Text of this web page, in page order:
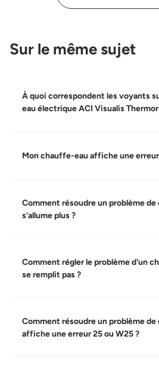
Sur le même sujet
À quoi correspondent les voyants
eau électrique ACI Visualis Thermor
Mon chauffe-eau affiche une
Comment résoudre un problème
s’allume plus ?
Comment régler le problème d'un
se remplit pas ?
Comment résoudre un problème
affiche une erreur 25 ou W25 ?